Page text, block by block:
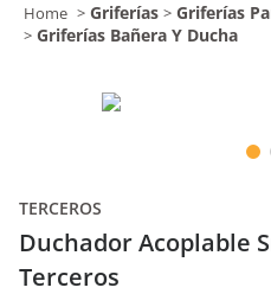
Griferías
Griferías
Griferías Bañera Y Ducha
TERCEROS
Duchador Acoplable
Terceros